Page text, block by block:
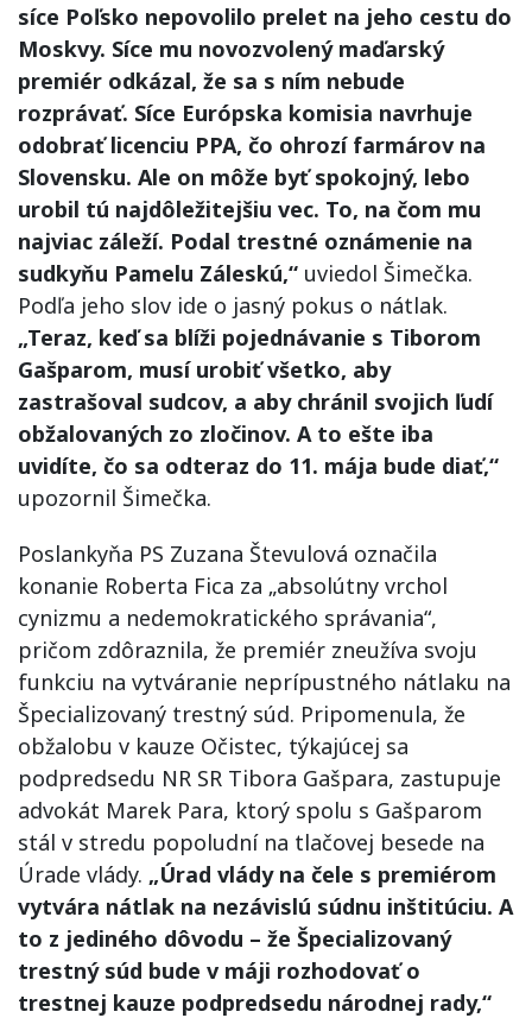
síce Poľsko nepovolilo prelet na jeho cestu do
Moskvy. Síce mu novozvolený maďarský
premiér odkázal, že sa s ním nebude
rozprávať. Síce Európska komisia navrhuje
odobrať licenciu PPA, čo ohrozí farmárov na
Slovensku. Ale on môže byť spokojný, lebo
urobil tú najdôležitejšiu vec. To, na čom mu
najviac záleží. Podal trestné oznámenie na
sudkyňu Pamelu Záleskú,“ uviedol Šimečka.
Podľa jeho slov ide o jasný pokus o nátlak.
„Teraz, keď sa blíži pojednávanie s Tiborom
Gašparom, musí urobiť všetko, aby
zastrašoval sudcov, a aby chránil svojich ľudí
obžalovaných zo zločinov. A to ešte iba
uvidíte, čo sa odteraz do 11. mája bude diať,“
upozornil Šimečka.
Poslankyňa PS Zuzana Števulová označila
konanie Roberta Fica za „absolútny vrchol
cynizmu a nedemokratického správania“,
pričom zdôraznila, že premiér zneužíva svoju
funkciu na vytváranie neprípustného nátlaku na
Špecializovaný trestný súd. Pripomenula, že
obžalobu v kauze Očistec, týkajúcej sa
podpredsedu NR SR Tibora Gašpara, zastupuje
advokát Marek Para, ktorý spolu s Gašparom
stál v stredu popoludní na tlačovej besede na
Úrade vlády. „Úrad vlády na čele s premiérom
vytvára nátlak na nezávislú súdnu inštitúciu. A
to z jediného dôvodu – že Špecializovaný
trestný súd bude v máji rozhodovať o
trestnej kauze podpredsedu národnej rady,“